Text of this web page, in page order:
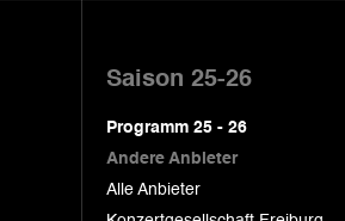
Saison 25-26
Programm 25 - 26
Andere Anbieter
Alle Anbieter